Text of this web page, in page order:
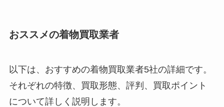
おススメの着物買取業者
以下は、おすすめの着物買取業者5社の詳細です。
それぞれの特徴、買取形態、評判、買取ポイント
について詳しく説明します。